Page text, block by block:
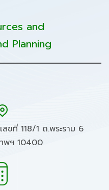
and
Planning
ขที่ 118/1 ถ.พระราม 6
พฯ 10400